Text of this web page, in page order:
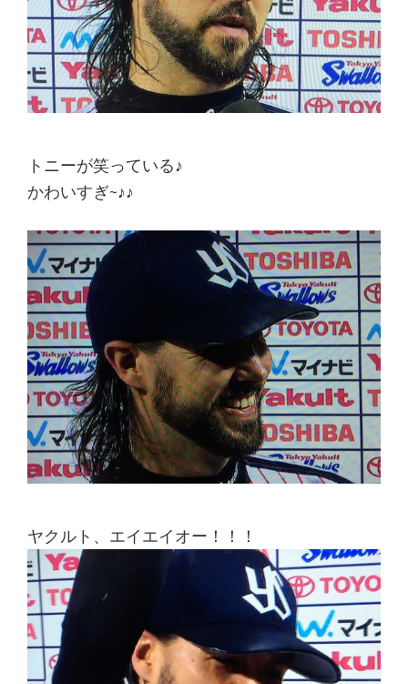
トニーが笑っている♪
かわいすぎ~♪♪
ヤクルト、エイエイオー！！！